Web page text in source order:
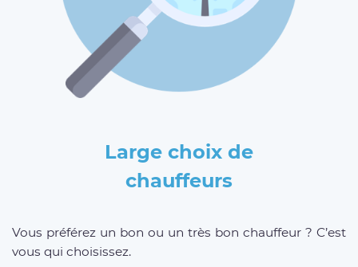
Large choix de
chauffeurs
Vous préférez un bon ou un très bon chauffeur ? C’est
vous qui choisissez.